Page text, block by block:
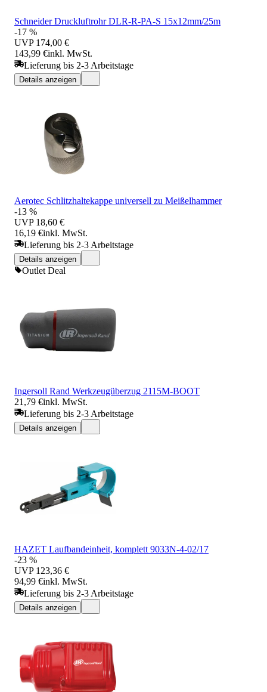
Schneider Druckluftrohr DLR-R-PA-S 15x12mm/25m
-17 %
UVP 174,00 €
143,99 €inkl. MwSt.
Lieferung bis 2-3 Arbeitstage
Details anzeigen
Aerotec Schlitzhaltekappe universell zu Meißelhammer
-13 %
UVP 18,60 €
16,19 €inkl. MwSt.
Lieferung bis 2-3 Arbeitstage
Details anzeigen
Outlet Deal
Ingersoll Rand Werkzeugüberzug 2115M-BOOT
21,79 €inkl. MwSt.
Lieferung bis 2-3 Arbeitstage
Details anzeigen
HAZET Laufbandeinheit, komplett 9033N-4-02/17
-23 %
UVP 123,36 €
94,99 €inkl. MwSt.
Lieferung bis 2-3 Arbeitstage
Details anzeigen